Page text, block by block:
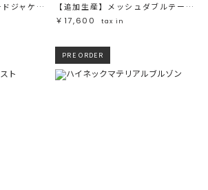
メッシュダブルテーラードジャケット
【追加生産】メッシュダブルテーラージャケット
￥17,600
tax in
PRE ORDER